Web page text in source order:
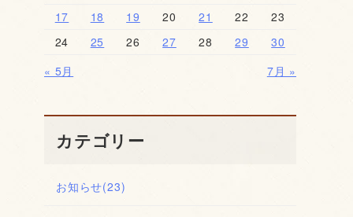
17
18 19 20 21 22
23
24
25 26 27 28 29
30
« 5月
7月 »
カテゴリー
お知らせ(23)